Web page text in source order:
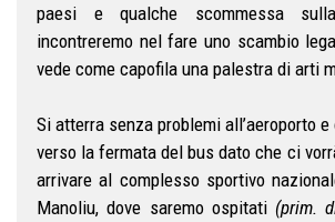
paesi e qualche scommessa
incontreremo nel fare uno scambio
vede come capofila una palestra di arti
Si atterra senza problemi all’aeroporto
verso la fermata del bus dato che ci
arrivare al complesso sportivo
Manoliu, dove saremo ospitati (prim.